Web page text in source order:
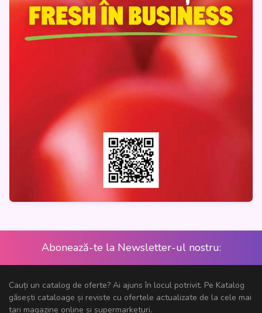
Abonează-te la Newsletter-ul nostru:
Cauți un catalog de oferte? Ai ajuns în locul potrivit. Pe Katalog
găsești cataloage și reviste cu ofertele actualizate de la cele mai
tari magazine online și supermarketuri.